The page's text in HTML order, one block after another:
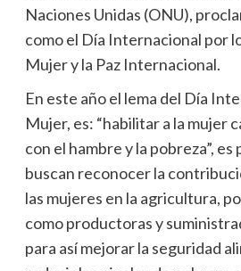
Naciones Unidas (ONU),
como el Día Internacional por
Mujer y la Paz Internacional.
En este año el lema del Día
Mujer, es: “habilitar a la mujer
con el hambre y la pobreza”, es
buscan reconocer la
las mujeres en la agricultura,
como productoras y
para así mejorar la seguridad